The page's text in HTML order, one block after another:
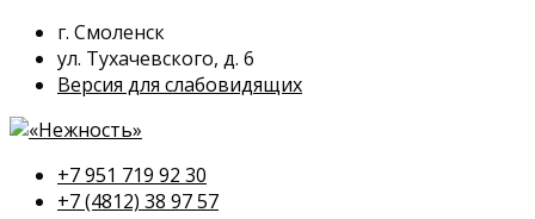
г. Смоленск
ул. Тухачевского, д. 6
Версия для слабовидящих
+7 951 719 92 30
+7 (4812) 38 97 57